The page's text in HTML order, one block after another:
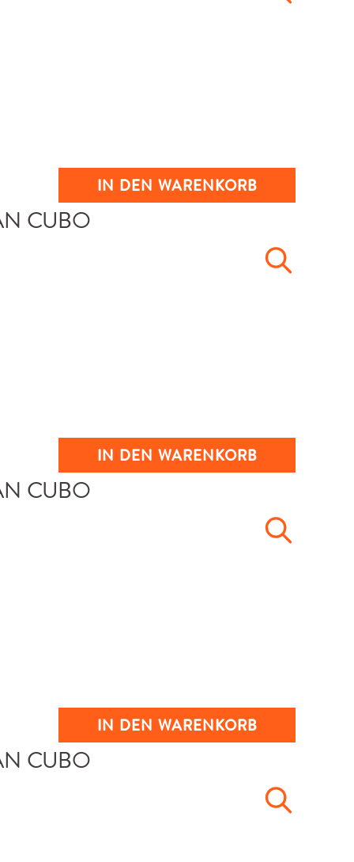
IN DEN WARENKORB
IN DEN WARENKORB
IN DEN WARENKORB